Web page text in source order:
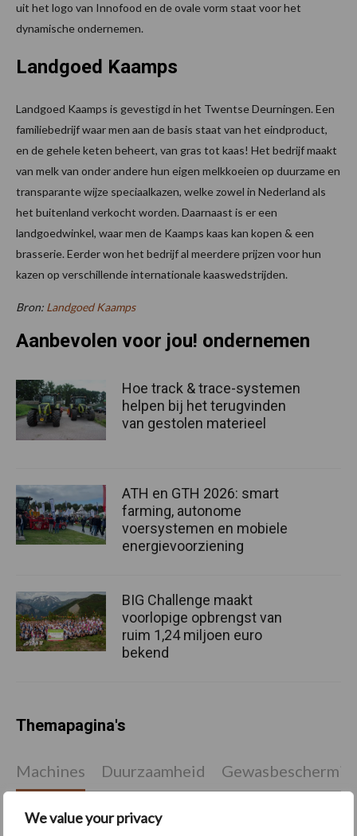
We value your privacy
uit het logo van Innofood en de ovale vorm staat voor het
dynamische ondernemen.
Landgoed Kaamps
Landgoed Kaamps is gevestigd in het Twentse Deurningen. Een
familiebedrijf waar men aan de basis staat van het eindproduct,
en de gehele keten beheert, van gras tot kaas! Het bedrijf maakt
van melk van onder andere hun eigen melkkoeien op duurzame en
transparante wijze speciaalkazen, welke zowel in Nederland als
het buitenland verkocht worden. Daarnaast is er een
landgoedwinkel, waar men de Kaamps kaas kan kopen & een
brasserie. Eerder won het bedrijf al meerdere prijzen voor hun
kazen op verschillende internationale kaaswedstrijden.
Bron: Landgoed Kaamps
Aanbevolen voor jou! ondernemen
Hoe track & trace-systemen
helpen bij het terugvinden
van gestolen materieel
ATH en GTH 2026: smart
farming, autonome
voersystemen en mobiele
energievoorziening
BIG Challenge maakt
voorlopige opbrengst van
ruim 1,24 miljoen euro
bekend
Themapagina's
Machines Duurzaamheid